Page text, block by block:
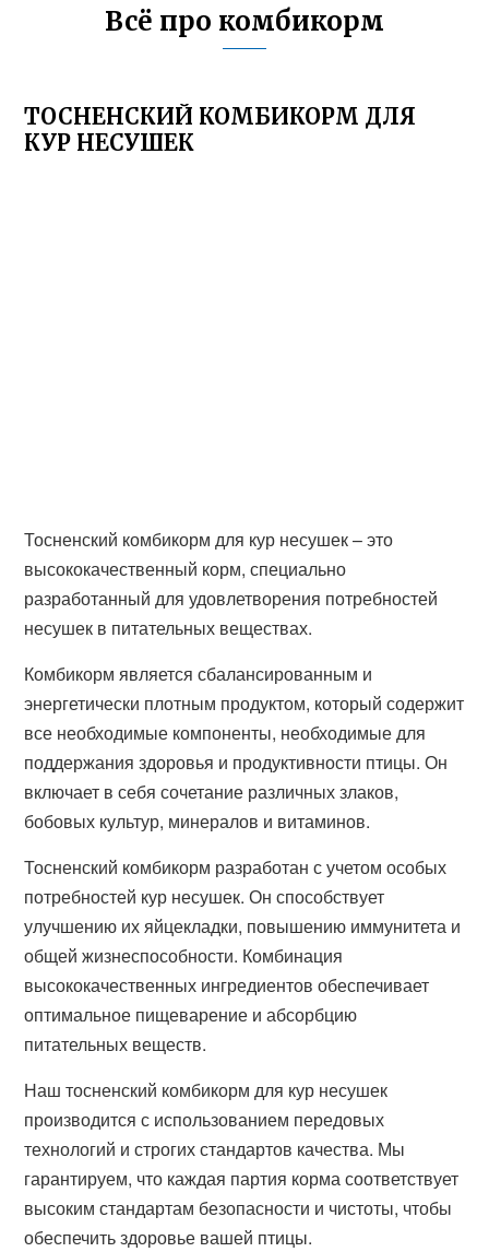
Всё про комбикорм
ТОСНЕНСКИЙ КОМБИКОРМ ДЛЯ
КУР НЕСУШЕК
Тосненский комбикорм для кур несушек – это
высококачественный корм, специально
разработанный для удовлетворения потребностей
несушек в питательных веществах.
Комбикорм является сбалансированным и
энергетически плотным продуктом, который содержит
все необходимые компоненты, необходимые для
поддержания здоровья и продуктивности птицы. Он
включает в себя сочетание различных злаков,
бобовых культур, минералов и витаминов.
Тосненский комбикорм разработан с учетом особых
потребностей кур несушек. Он способствует
улучшению их яйцекладки, повышению иммунитета и
общей жизнеспособности. Комбинация
высококачественных ингредиентов обеспечивает
оптимальное пищеварение и абсорбцию
питательных веществ.
Наш тосненский комбикорм для кур несушек
производится с использованием передовых
технологий и строгих стандартов качества. Мы
гарантируем, что каждая партия корма соответствует
высоким стандартам безопасности и чистоты, чтобы
обеспечить здоровье вашей птицы.